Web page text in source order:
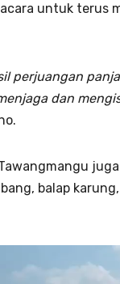
untuk terus
perjuangan
dan
balap